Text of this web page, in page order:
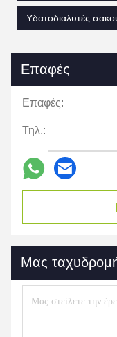
Υδατοδιαλυτές
Επαφές
Επαφές:
Τηλ.:
Μας